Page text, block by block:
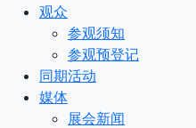
观众
参观须知
参观预登记
同期活动
媒体
展会新闻